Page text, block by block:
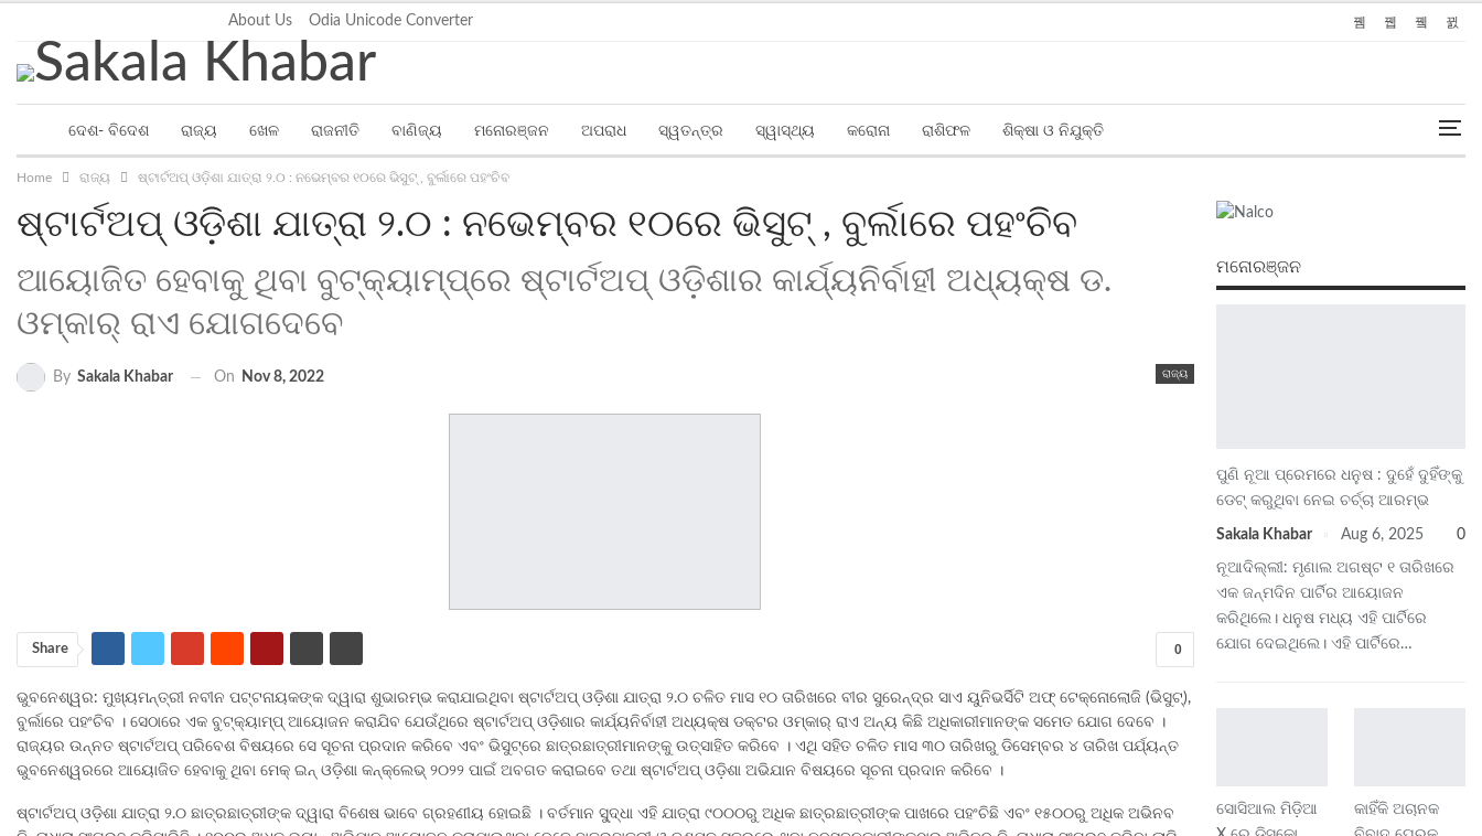
About Us Odia Unicode Converter
ଦେଶ- ବିଦେଶ ରାଜ୍ୟ ଖେଳ ରାଜନୀତି ବାଣିଜ୍ୟ ମନୋରଞ୍ଜନ ଅପରାଧ ସ୍ୱତନ୍ତ୍ର ସ୍ୱାସ୍ଥ୍ୟ କରୋନା ରାଶିଫଳ ଶିକ୍ଷା ଓ ନିଯୁକ୍ତି
Home ରାଜ୍ୟ ଷ୍ଟାର୍ଟଅପ୍ ଓଡ଼ିଶା ଯାତ୍ରା ୨.୦ : ନଭେମ୍ବର ୧୦ରେ ଭିସୁଟ୍‌ , ବୁର୍ଲାରେ ପହଂଚିବ
ଷ୍ଟାର୍ଟଅପ୍ ଓଡ଼ିଶା ଯାତ୍ରା ୨.୦ : ନଭେମ୍ବର ୧୦ରେ ଭିସୁଟ୍‌ , ବୁର୍ଲାରେ ପହଂଚିବ
ଆୟୋଜିତ ହେବାକୁ ଥିବା ବୁଟ୍‌କ୍ୟାମ୍ପ୍‌ରେ ଷ୍ଟାର୍ଟଅପ୍ ଓଡ଼ିଶାର କାର୍ଯ୍ୟନିର୍ବାହୀ ଅଧ୍ୟକ୍ଷ ଡ.
ଓମ୍‌କାର୍ ରାଏ ଯୋଗଦେବେ
ରାଜ୍ୟ
By Sakala Khabar On Nov 8, 2022
0
Share
ଭୁବନେଶ୍ୱର: ମୁଖ୍ୟମନ୍ତ୍ରୀ ନବୀନ ପଟ୍ଟନାୟକଙ୍କ ଦ୍ୱାରା ଶୁଭାରମ୍ଭ କରାଯାଇଥିବା ଷ୍ଟାର୍ଟଅପ୍ ଓଡ଼ିଶା ଯାତ୍ରା ୨.୦ ଚଳିତ ମାସ ୧୦ ତାରିଖରେ ବୀର ସୁରେନ୍ଦ୍ର ସାଏ ୟୁନିଭର୍ସିଟି ଅଫ୍ ଟେକ୍ନୋଲୋଜି (ଭିସୁଟ୍‌),
ବୁର୍ଲାରେ ପହଂଚିବ । ସେଠାରେ ଏକ ବୁଟ୍‌କ୍ୟାମ୍ପ୍ ଆୟୋଜନ କରାଯିବ ଯେଉଁଥିରେ ଷ୍ଟାର୍ଟଅପ୍ ଓଡ଼ିଶାର କାର୍ଯ୍ୟନିର୍ବାହୀ ଅଧ୍ୟକ୍ଷ ଡକ୍ଟର ଓମ୍‌କାର୍ ରାଏ ଅନ୍ୟ କିଛି ଅଧିକାରୀମାନଙ୍କ ସମେତ ଯୋଗ ଦେବେ ।
ରାଜ୍ୟର ଉନ୍ନତ ଷ୍ଟାର୍ଟଅପ୍ ପରିବେଶ ବିଷୟରେ ସେ ସୂଚନା ପ୍ରଦାନ କରିବେ ଏବଂ ଭିସୁଟ୍‌ରେ ଛାତ୍ରଛାତ୍ରୀମାନଙ୍କୁ ଉତ୍ସାହିତ କରିବେ । ଏଥି ସହିତ ଚଳିତ ମାସ ୩୦ ତାରିଖରୁ ଡିସେମ୍ବର ୪ ତାରିଖ ପର୍ଯ୍ୟନ୍ତ
ଭୁବନେଶ୍ୱରରେ ଆୟୋଜିତ ହେବାକୁ ଥିବା ମେକ୍ ଇନ୍ ଓଡ଼ିଶା କନ୍‌କ୍ଲେଭ୍ ୨୦୨୨ ପାଇଁ ଅବଗତ କରାଇବେ ତଥା ଷ୍ଟାର୍ଟଅପ୍ ଓଡ଼ିଶା ଅଭିଯାନ ବିଷୟରେ ସୂଚନା ପ୍ରଦାନ କରିବେ ।
ଷ୍ଟାର୍ଟଅପ୍ ଓଡ଼ିଶା ଯାତ୍ରା ୨.୦ ଛାତ୍ରଛାତ୍ରୀଙ୍କ ଦ୍ୱାରା ବିଶେଷ ଭାବେ ଗ୍ରହଣୀୟ ହୋଇଛି । ବର୍ତମାନ ସୁ୍‌ଦ୍ଧା ଏହି ଯାତ୍ରା ୯୦୦୦ରୁ ଅଧିକ ଛାତ୍ରଛାତ୍ରୀଙ୍କ ପାଖରେ ପହଂଚିଛି ଏବଂ ୧୫୦୦ରୁ ଅଧିକ ଅଭିନବ
ମନୋରଞ୍ଜନ
ପୁଣି ନୂଆ ପ୍ରେମରେ ଧନୁଷ : ଦୁହେଁ ଦୁହିଁଙ୍କୁ
ଡେଟ୍ କରୁଥିବା ନେଇ ଚର୍ଚ୍ଚା ଆରମ୍ଭ
Sakala Khabar Aug 6, 2025 0
ନୂଆଦିଲ୍ଲୀ: ମୃଣାଲ ଅଗଷ୍ଟ ୧ ତାରିଖରେ
ଏକ ଜନ୍ମଦିନ ପାର୍ଟିର ଆୟୋଜନ
କରିଥିଲେ। ଧନୁଷ ମଧ୍ୟ ଏହି ପାର୍ଟିରେ
ଯୋଗ ଦେଇଥିଲେ। ଏହି ପାର୍ଟିରେ…
ସୋସିଆଲ ମିଡ଼ିଆ
କାହିଁକି ଅଚାନକ